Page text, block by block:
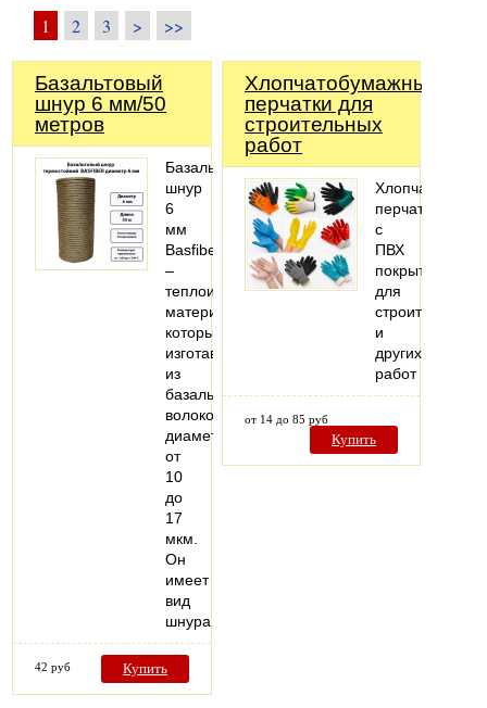
1 2 3 > >>
Базальтовый
шнур 6 мм/50
метров
Базальтовый
шнур
6
мм
Basfiber
–
теплоизоляционный
материал,
который
изготавливается
из
базальтовых
волокон
диаметром
от
10
до
17
мкм.
Он
имеет
вид
шнура…
42 руб Купить
Хлопчатобумажные
перчатки для
строительных
работ
перчатки
с
ПВХ
покрытием
для
строительных
и
других
работ
от 14 до 85 руб
Купить